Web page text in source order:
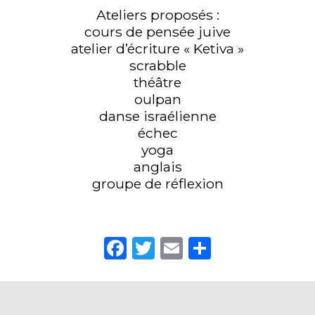
Ateliers proposés :
cours de pensée juive
atelier d’écriture « Ketiva »
scrabble
théâtre
oulpan
danse israélienne
échec
yoga
anglais
groupe de réflexion
Facebook
Twitter
Email